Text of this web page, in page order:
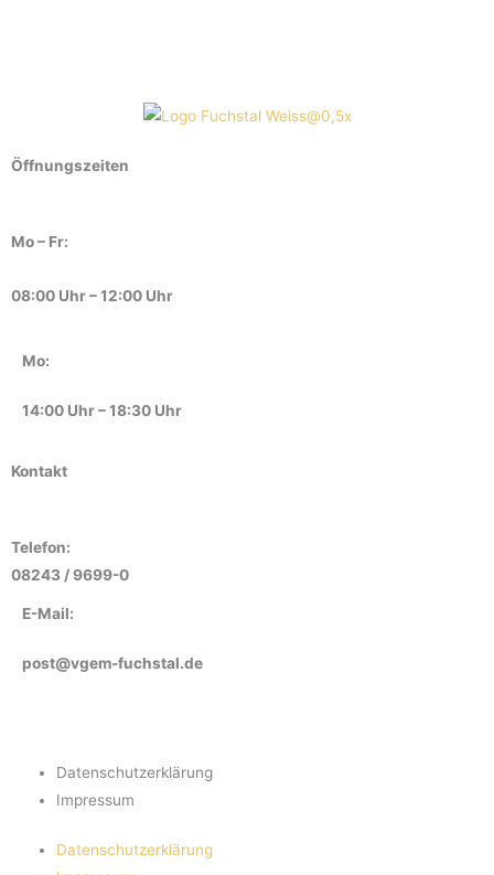
Kontakt
Telefon:
08243 / 9699-0
E-Mail:
post@vgem-fuchstal.de
Öffnungszeiten
Mo – Fr:
08:00 Uhr – 12:00 Uhr
Mo:
14:00 Uhr – 18:30 Uhr
Datenschutzerklärung
Impressum
Datenschutzerklärung